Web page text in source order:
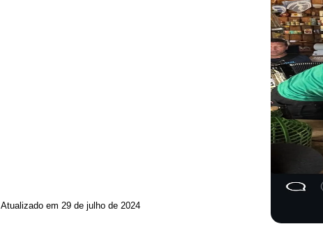
Atualizado em 29 de julho de 2024